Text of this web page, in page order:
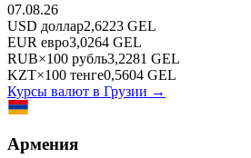
07.08.26
USD доллар2,6223 GEL
EUR евро3,0264 GEL
RUB×100 рубль3,2281 GEL
KZT×100 тенге0,5604 GEL
Курсы валют в Грузии →
Армения